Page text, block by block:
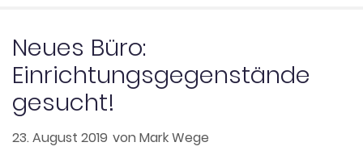
Neues Büro:
Einrichtungsgegenstände
gesucht!
23. August 2019 vonMark Wege